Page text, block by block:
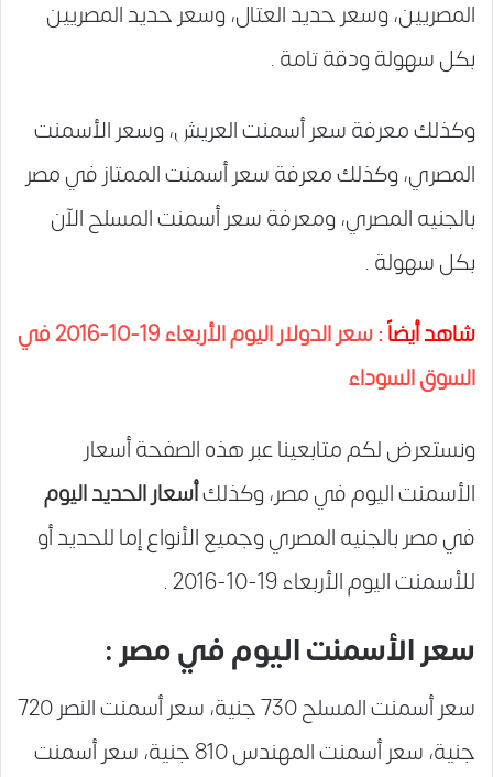
المصريين، وسعر حديد العتال، وسعر حديد المصريين
بكل سهولة ودقة تامة .
وكذلك معرفة سعر أسمنت العريش، وسعر الأسمنت
المصري، وكذلك معرفة سعر أسمنت الممتاز في مصر
بالجنيه المصري، ومعرفة سعر أسمنت المسلح الآن
بكل سهولة .
شاهد أيضاً :
سعر الدولار اليوم الأربعاء 19-10-2016 في
السوق السوداء
ونستعرض لكم متابعينا عبر هذه الصفحة أسعار
الأسمنت اليوم في مصر، وكذلكأسعار الحديد اليوم
في مصر بالجنيه المصري وجميع الأنواع إما للحديد أو
للأسمنت اليوم الأربعاء 19-10-2016 .
سعر الأسمنت اليوم في مصر :
سعر أسمنت المسلح 730 جنية، سعر أسمنت النصر 720
جنية، سعر أسمنت المهندس 810 جنية، سعر أسمنت